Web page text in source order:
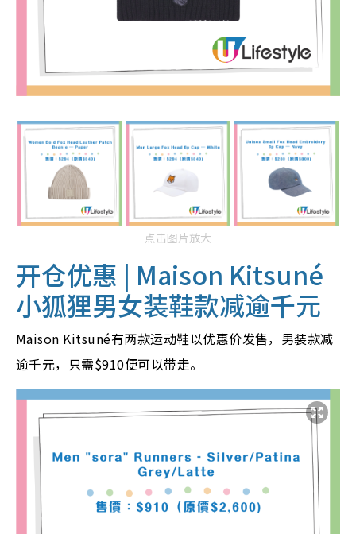
点击图片放大
开仓优惠 | Maison Kitsuné
小狐狸男女装鞋款减逾千元
Maison Kitsuné有两款运动鞋以优惠价发售，男装款减
逾千元，只需$910便可以带走。